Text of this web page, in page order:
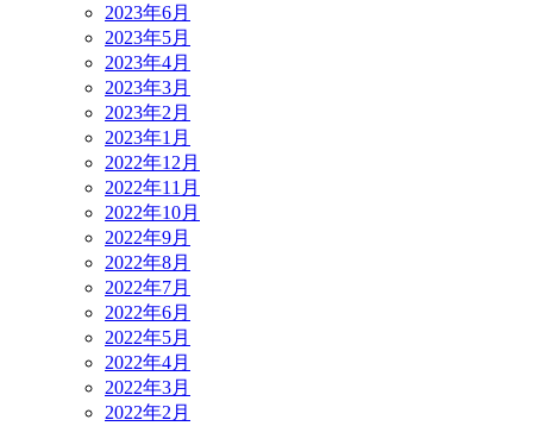
2023年6月
2023年5月
2023年4月
2023年3月
2023年2月
2023年1月
2022年12月
2022年11月
2022年10月
2022年9月
2022年8月
2022年7月
2022年6月
2022年5月
2022年4月
2022年3月
2022年2月